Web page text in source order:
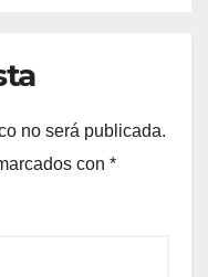
no será publicada.
con *